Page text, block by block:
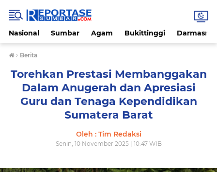
Nasional Sumbar Agam Bukittinggi
› Berita
Torehkan Prestasi Membanggakan
Dalam Anugerah dan Apresiasi
Guru dan Tenaga Kependidikan
Sumatera Barat
Oleh : Tim Redaksi
Senin, 10 November 2025 | 10:47 WIB